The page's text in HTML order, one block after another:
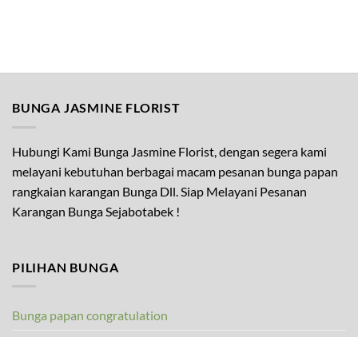
BUNGA JASMINE FLORIST
Hubungi Kami Bunga Jasmine Florist, dengan segera kami
melayani kebutuhan berbagai macam pesanan bunga papan
rangkaian karangan Bunga Dll. Siap Melayani Pesanan
Karangan Bunga Sejabotabek !
PILIHAN BUNGA
Bunga papan congratulation